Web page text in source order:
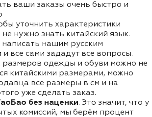
ваши заказы очень быстро и
уточнить характеристики
нужно знать китайский язык.
нашим русским
все сами зададут все вопросы.
одежды и обуви можно не
китайскими размерами, можно
все размеры в см и на
уже сделать заказ.
без наценки. Это значит, что у
комиссий, мы берём процент